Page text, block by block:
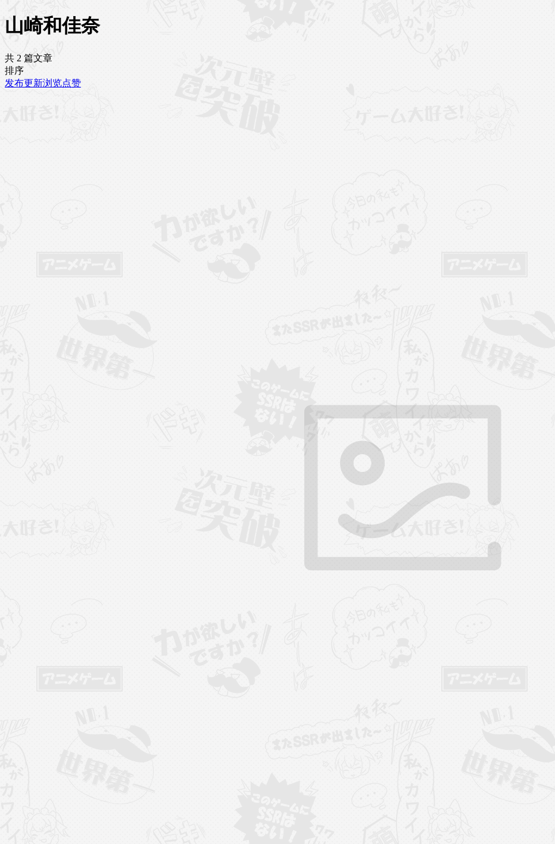
山崎和佳奈
共 2 篇文章
排序
发布更新浏览点赞